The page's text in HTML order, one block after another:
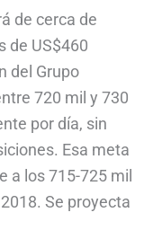
de cerca de
de US$460
del Grupo
720 mil y 730
por día, sin
Esa meta
a los 715-725 mil
Se proyecta